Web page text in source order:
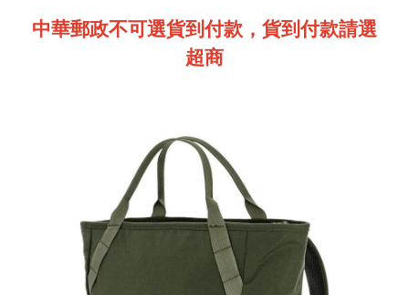
中華郵政不可選貨到付款，貨到付款請選
超商